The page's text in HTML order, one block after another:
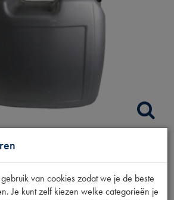
DEXRON III-
van cookies zodat we je de beste
Je kunt zelf kiezen welke categorieën je